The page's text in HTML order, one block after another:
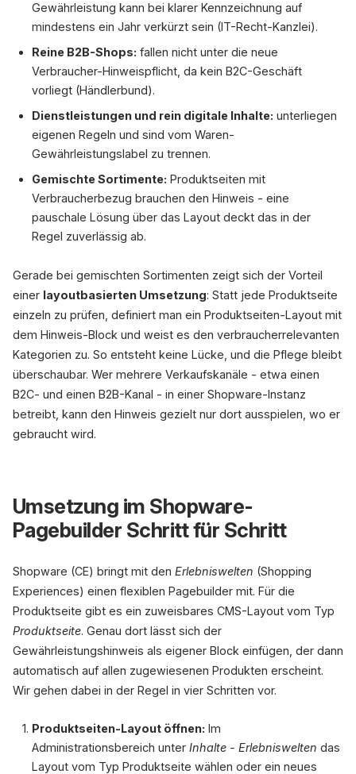
Gewährleistung kann bei klarer Kennzeichnung auf
mindestens ein Jahr verkürzt sein (IT-Recht-Kanzlei).
Reine B2B-Shops: fallen nicht unter die neue
Verbraucher-Hinweispflicht, da kein B2C-Geschäft
vorliegt (Händlerbund).
Dienstleistungen und rein digitale Inhalte: unterliegen
eigenen Regeln und sind vom Waren-
Gewährleistungslabel zu trennen.
Gemischte Sortimente: Produktseiten mit
Verbraucherbezug brauchen den Hinweis - eine
pauschale Lösung über das Layout deckt das in der
Regel zuverlässig ab.
Gerade bei gemischten Sortimenten zeigt sich der Vorteil
einer layoutbasierten Umsetzung: Statt jede Produktseite
einzeln zu prüfen, definiert man ein Produktseiten-Layout mit
dem Hinweis-Block und weist es den verbraucherrelevanten
Kategorien zu. So entsteht keine Lücke, und die Pflege bleibt
überschaubar. Wer mehrere Verkaufskanäle - etwa einen
B2C- und einen B2B-Kanal - in einer Shopware-Instanz
betreibt, kann den Hinweis gezielt nur dort ausspielen, wo er
gebraucht wird.
Umsetzung im Shopware-
Pagebuilder Schritt für Schritt
Shopware (CE) bringt mit den Erlebniswelten (Shopping
Experiences) einen flexiblen Pagebuilder mit. Für die
Produktseite gibt es ein zuweisbares CMS-Layout vom Typ
Produktseite. Genau dort lässt sich der
Gewährleistungshinweis als eigener Block einfügen, der dann
automatisch auf allen zugewiesenen Produkten erscheint.
Wir gehen dabei in der Regel in vier Schritten vor.
Produktseiten-Layout öffnen: Im
Administrationsbereich unter Inhalte - Erlebniswelten das
Layout vom Typ Produktseite wählen oder ein neues